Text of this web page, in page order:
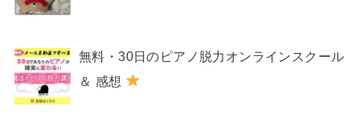
無料・30日のピアノ脱力オンラインスクール
＆ 感想